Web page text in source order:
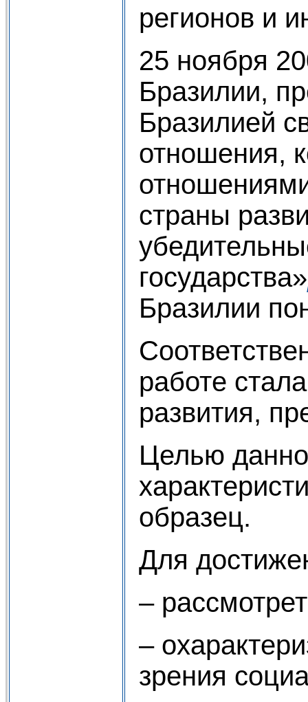
регионов и
25 ноября
Бразилии,
Бразилией
отношения,
страны
государства»
Бразилии
работе
развития,
Целью
образец.
Для
–
–
зрения